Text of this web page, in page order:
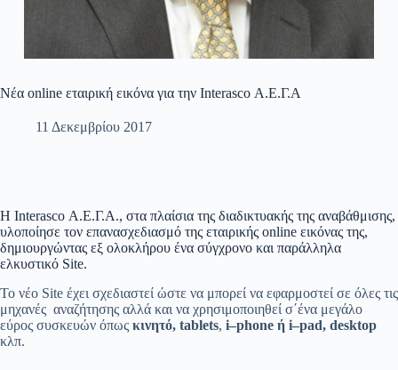
Νέα online εταιρική εικόνα για την Interasco Α.Ε.Γ.Α
11 Δεκεμβρίου 2017
H Interasco Α.Ε.Γ.Α., στα πλαίσια της διαδικτυακής της αναβάθμισης,
υλοποίησε τον επανασχεδιασμό της εταιρικής online εικόνας της,
δημιουργώντας εξ ολοκλήρου ένα σύγχρονο και παράλληλα
ελκυστικό Site.
Το νέο Site έχει σχεδιαστεί ώστε να μπορεί να εφαρμοστεί σε όλες τις
μηχανές αναζήτησης αλλά και να χρησιμοποιηθεί σ΄ένα μεγάλο
εύρος συσκευών όπως κινητό, tablets, i–phone ή i–pad, desktop
κλπ.